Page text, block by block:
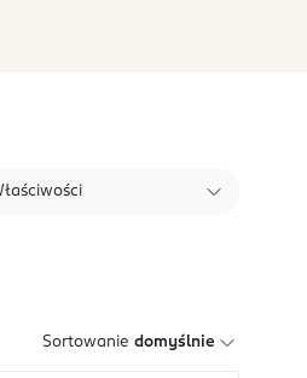
Sortowanie domyślnie